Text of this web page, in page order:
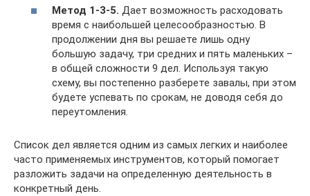
Метод 1-3-5. Дает возможность расходовать
время с наибольшей целесообразностью. В
продолжении дня вы решаете лишь одну
большую задачу, три средних и пять маленьких –
в общей сложности 9 дел. Используя такую
схему, вы постепенно разберете завалы, при этом
будете успевать по срокам, не доводя себя до
переутомления.
Список дел является одним из самых легких и наиболее
часто применяемых инструментов, который помогает
разложить задачи на определенную деятельность в
конкретный день.